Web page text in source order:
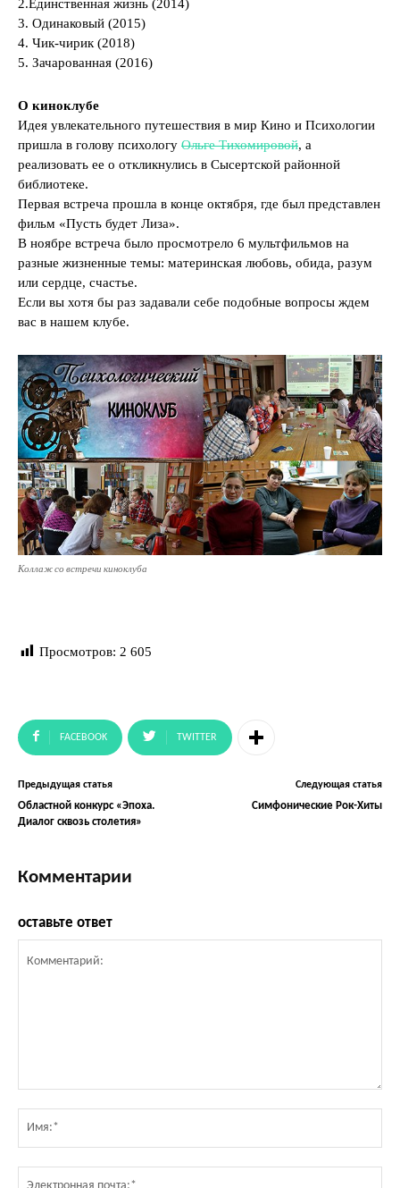
2.Единственная жизнь (2014)
3. Одинаковый (2015)
4. Чик-чирик (2018)
5. Зачарованная (2016)
О киноклубе
Идея увлекательного путешествия в мир Кино и Психологии
пришла в голову психологу Ольге Тихомировой, а
реализовать ее о откликнулись в Сысертской районной
библиотеке.
Первая встреча прошла в конце октября, где был представлен
фильм «Пусть будет Лиза».
В ноябре встреча было просмотрело 6 мультфильмов на
разные жизненные темы: материнская любовь, обида, разум
или сердце, счастье.
Если вы хотя бы раз задавали себе подобные вопросы ждем
вас в нашем клубе.
Коллаж со встречи киноклуба
Просмотров: 2 605
FACEBOOK TWITTER
Предыдущая статья
Областной конкурс «Эпоха.
Диалог сквозь столетия»
Следующая статья
Симфонические Рок-Хиты
Комментарии
оставьте ответ